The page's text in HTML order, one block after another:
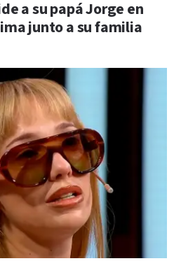
a su papá Jorge en
junto a su familia